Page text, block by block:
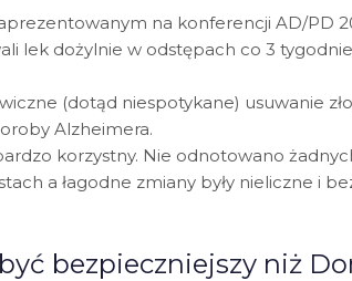
na konferencji AD/PD
lek dożylnie w odstępach co 3
(dotąd niespotykane) usuwanie
Alzheimera.
korzystny. Nie odnotowano
a łagodne zmiany były nieliczne i
bezpieczniejszy niż